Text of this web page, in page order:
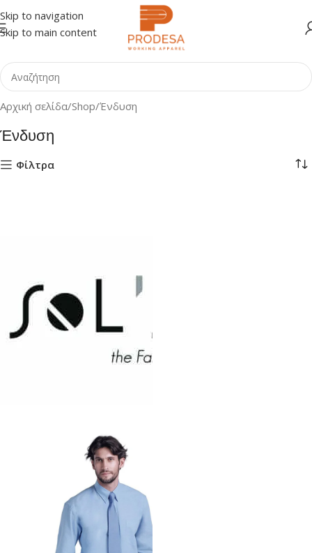
Skip to navigation
Skip to main content
Αρχική σελίδα Shop Ένδυση
Ένδυση
Φίλτρα